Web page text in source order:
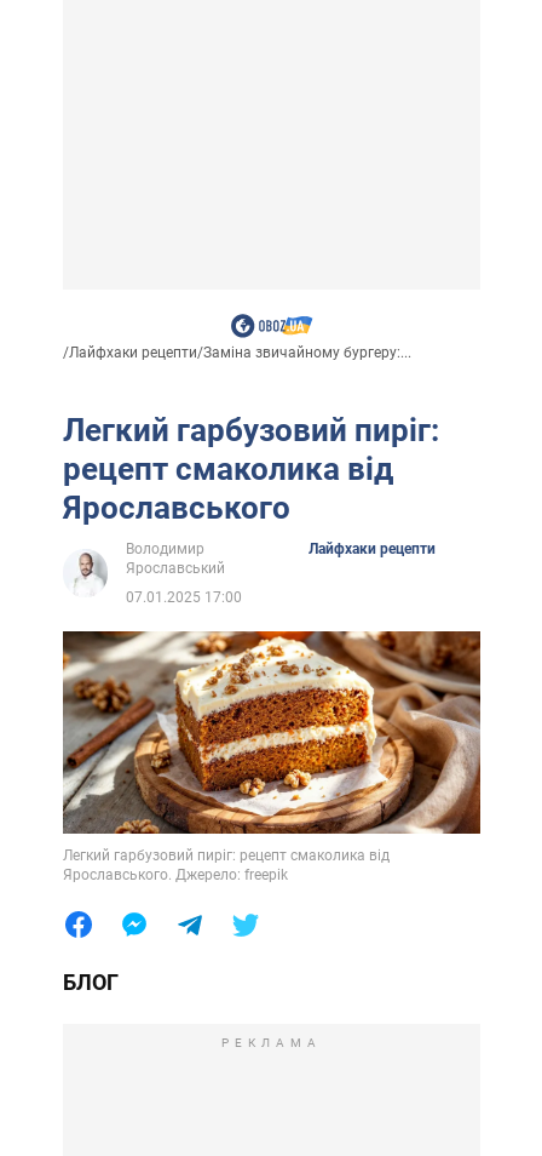
/Лайфхаки рецепти/Заміна звичайному бургеру:...
Легкий гарбузовий пиріг:
рецепт смаколика від
Ярославського
Володимир
Ярославський
Лайфхаки рецепти
07.01.2025 17:00
Легкий гарбузовий пиріг: рецепт смаколика від
Ярославського. Джерело: freepik
БЛОГ
РЕКЛАМА